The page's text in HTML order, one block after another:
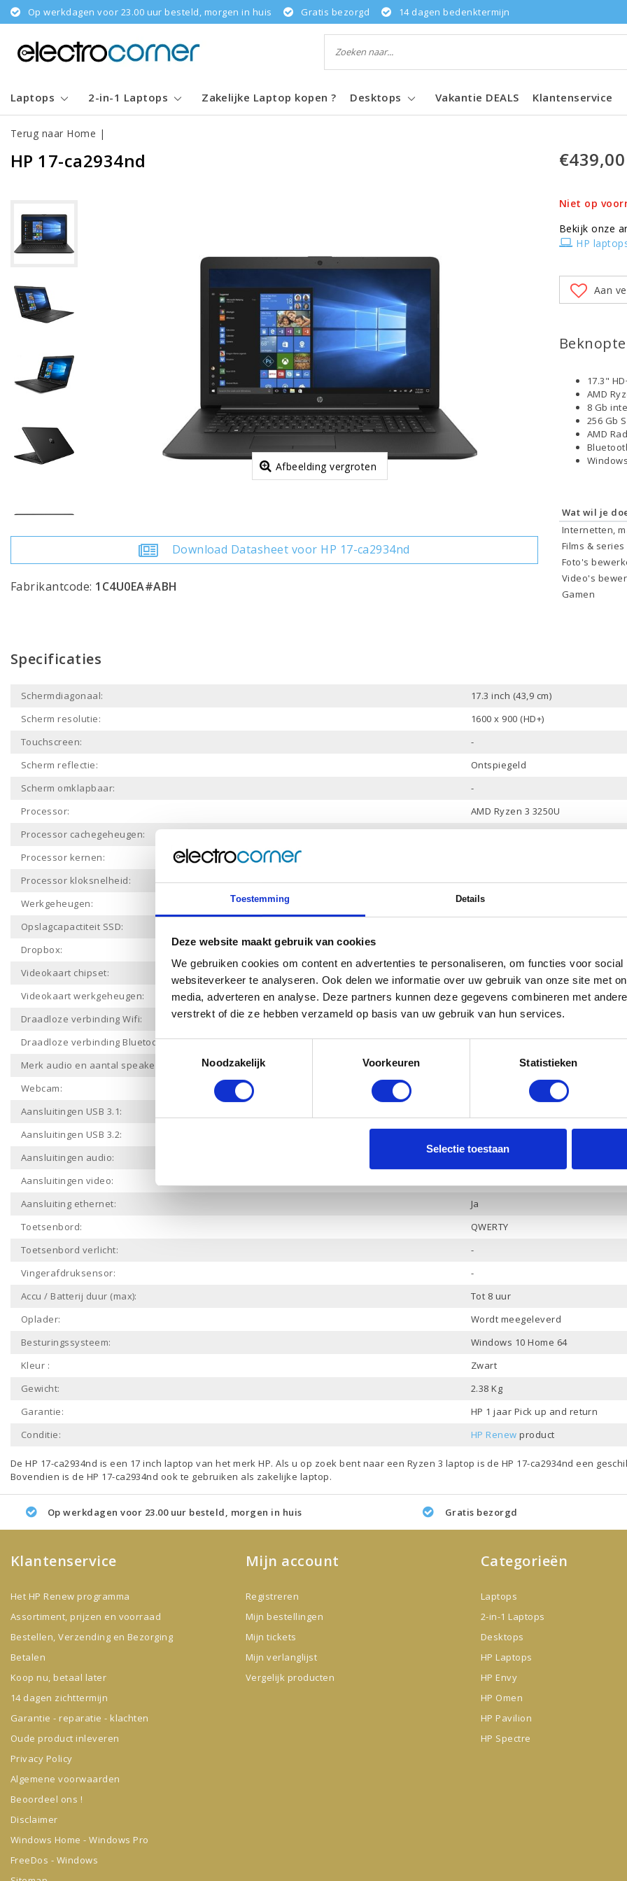
Toestemming Details
Deze website maakt gebruik van cookies
We gebruiken cookies om content en advertenties te personaliseren, om functies voor
websiteverkeer te analyseren. Ook delen we informatie over uw gebruik van onze site met
media, adverteren en analyse. Deze partners kunnen deze gegevens combineren met
verstrekt of die ze hebben verzameld op basis van uw gebruik van hun services.
Toestemmingsselectie
Noodzakelijk
Voorkeuren Statistieken
Selectie toestaan
Op werkdagen voor 23.00 uur besteld, morgen in huis Gratis bezorgd 14 dagen bedenktermijn
Laptops 2-in-1 Laptops Zakelijke Laptop kopen ? Desktops Vakantie DEALS Klantenservice
Terug naar Home |
HP 17-ca2934nd
Afbeelding vergroten
Download Datasheet voor HP 17-ca2934nd
Fabrikantcode: 1C4U0EA#ABH
€439,00
Niet op
Bekijk onze
HP
Aan
17.3"
AMD
8 Gb
256 Gb
AMD
Wat wil je
Internetten,
Films &
Foto's
Video's
Gamen
Specificaties
Schermdiagonaal:
17.3 inch (43,9 cm)
Scherm resolutie:
1600 x 900 (HD+)
Touchscreen:
-
Scherm reflectie:
Ontspiegeld
Scherm omklapbaar:
-
Processor:
AMD Ryzen 3 3250U
Processor cachegeheugen:
Processor kernen:
Processor kloksnelheid:
2.6 tot 3.5 GHz
Werkgeheugen:
8 Gb
Opslagcapactiteit SSD:
Dropbox:
Videokaart chipset:
AMD Radeon
Videokaart werkgeheugen:
-
Draadloze verbinding Wifi:
Ja
Draadloze verbinding Bluetooth:
Ja
Merk audio en aantal speakers:
HP Audio, 2 luidsprekers
Webcam:
Aansluitingen USB 3.1:
Aansluitingen USB 3.2:
Aansluitingen audio:
Aansluitingen video:
Aansluiting ethernet:
Ja
Toetsenbord:
QWERTY
Toetsenbord verlicht:
-
Vingerafdruksensor:
-
Accu / Batterij duur (max):
Tot 8 uur
Oplader:
Wordt meegeleverd
Besturingssysteem:
Windows 10 Home 64
Kleur :
Zwart
Gewicht:
2.38 Kg
Garantie:
HP 1 jaar Pick up and return
Conditie:
HP Renew product
De HP 17-ca2934nd is een 17 inch laptop van het merkHP. Als u op zoek bent naar een Ryzen 3 laptopis de HP 17-ca2934nd een
Bovendien is de HP 17-ca2934nd ook te gebruiken als zakelijke laptop.
Op werkdagen voor 23.00 uur besteld, morgen in huis Gratis bezorgd
Klantenservice
Het HP Renew programma
Assortiment, prijzen en voorraad
Bestellen, Verzending en Bezorging
Betalen
Koop nu, betaal later
14 dagen zichttermijn
Garantie - reparatie - klachten
Oude product inleveren
Privacy Policy
Algemene voorwaarden
Beoordeel ons !
Disclaimer
Windows Home - Windows Pro
FreeDos - Windows
Mijn account
Registreren
Mijn bestellingen
Mijn tickets
Mijn verlanglijst
Vergelijk producten
Categorieën
Laptops
2-in-1 Laptops
Desktops
HP Laptops
HP Envy
HP Omen
HP Pavilion
HP Spectre